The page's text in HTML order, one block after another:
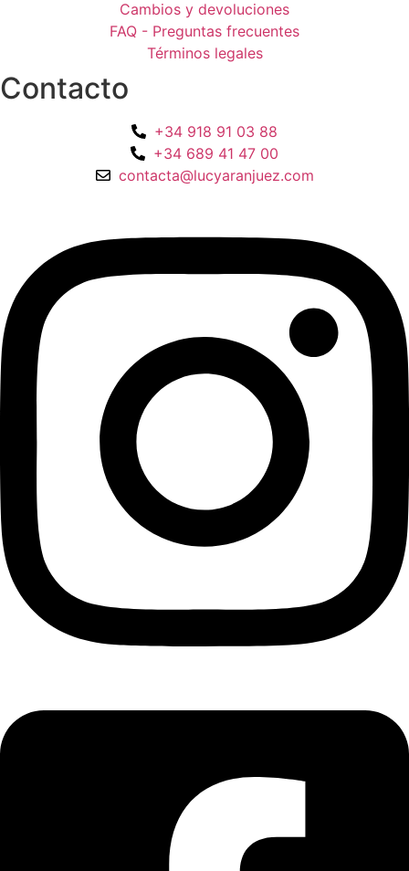
Cambios y devoluciones
FAQ - Preguntas frecuentes
Términos legales
Contacto
+34 918 91 03 88
+34 689 41 47 00
contacta@lucyaranjuez.com